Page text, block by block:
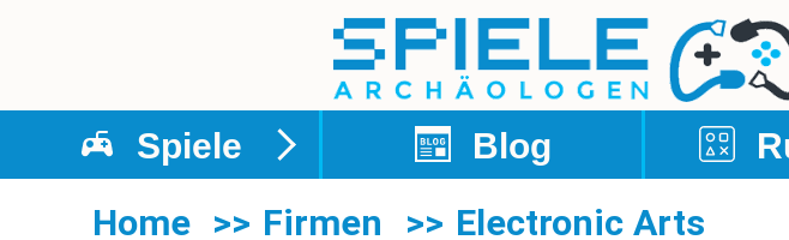
Spiele
Unternavigation
der
Rubrik
Blog
Home Firmen Electronic Arts